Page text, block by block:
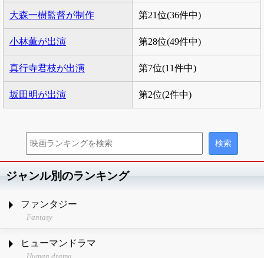
大森一樹監督が制作 第21位(36件中)
小林薫が出演 第28位(49件中)
真行寺君枝が出演 第7位(11件中)
坂田明が出演 第2位(2件中)
ジャンル別のランキング
ファンタジー
Fantasy
ヒューマンドラマ
Human drama